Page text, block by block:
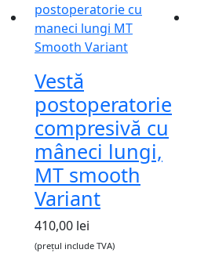
Vestă
postoperatorie
compresivă cu
mâneci lungi,
MT smooth
Variant
410,00 lei
(prețul include TVA)